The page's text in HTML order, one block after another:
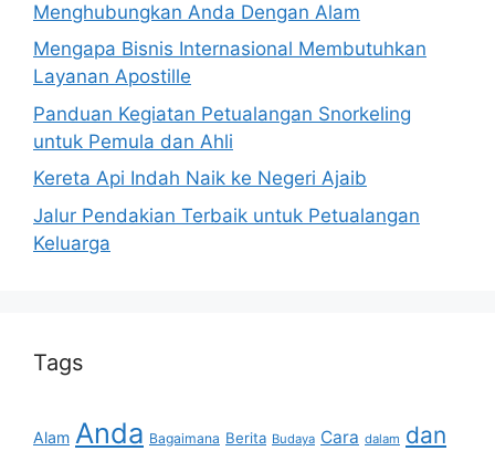
Menghubungkan Anda Dengan Alam
Mengapa Bisnis Internasional Membutuhkan
Layanan Apostille
Panduan Kegiatan Petualangan Snorkeling
untuk Pemula dan Ahli
Kereta Api Indah Naik ke Negeri Ajaib
Jalur Pendakian Terbaik untuk Petualangan
Keluarga
Tags
Alam Anda Bagaimana Berita Budaya Cara dalam dan